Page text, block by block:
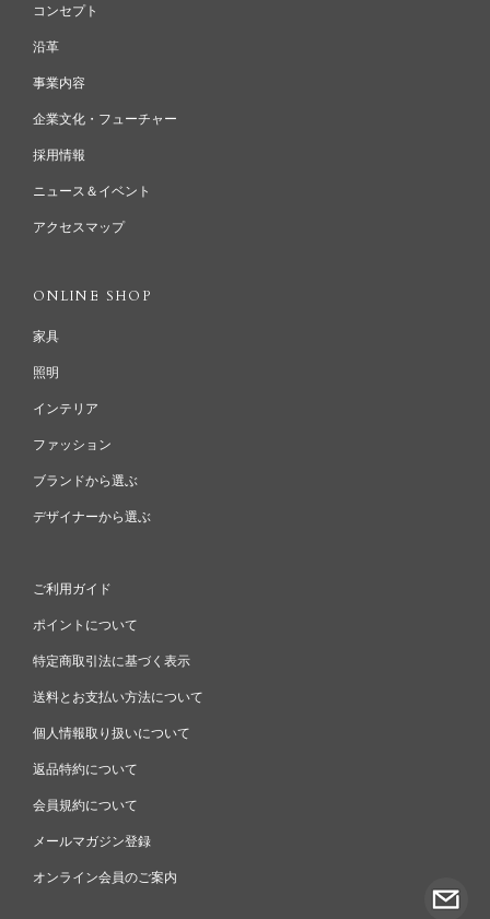
コンセプト
沿革
事業内容
企業文化・フューチャー
採用情報
ニュース＆イベント
アクセスマップ
ONLINE SHOP
家具
照明
インテリア
ファッション
ブランドから選ぶ
デザイナーから選ぶ
ご利用ガイド
ポイントについて
特定商取引法に基づく表示
送料とお支払い方法について
個人情報取り扱いについて
返品特約について
会員規約について
メールマガジン登録
オンライン会員のご案内